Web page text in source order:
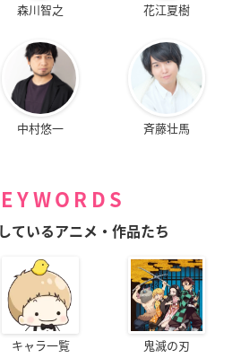
森川智之 花江夏樹
中村悠一 斉藤壮馬
ているアニメ・作品たち
キャラ一覧 鬼滅の刃